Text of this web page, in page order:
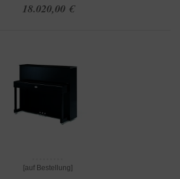
18.020,00 €
[auf Bestellung]